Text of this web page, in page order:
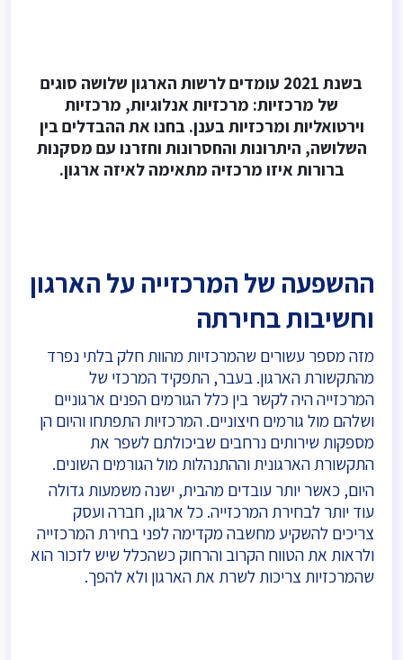
בשנת 2021 עומדים לרשות הארגון שלושה סוגים
של מרכזיות: מרכזיות אנלוגיות, מרכזיות
וירטואליות ומרכזיות בענן. בחנו את ההבדלים בין
השלושה, היתרונות והחסרונות וחזרנו עם מסקנות
ברורות איזו מרכזיה מתאימה לאיזה ארגון.
ההשפעה של המרכזייה על הארגון
וחשיבות בחירתה
מזה מספר עשורים שהמרכזיות מהוות חלק בלתי נפרד
מהתקשורת הארגון. בעבר, התפקיד המרכזי של
המרכזייה היה לקשר בין כלל הגורמים הפנים ארגוניים
ושלהם מול גורמים חיצוניים. המרכזיות התפתחו והיום הן
מספקות שירותים נרחבים שביכולתם לשפר את
התקשורת הארגונית וההתנהלות מול הגורמים השונים.
היום, כאשר יותר עובדים מהבית, ישנה משמעות גדולה
עוד יותר לבחירת המרכזייה. כל ארגון, חברה ועסק
צריכים להשקיע מחשבה מקדימה לפני בחירת המרכזייה
ולראות את הטווח הקרוב והרחוק כשהכלל שיש לזכור הוא
שהמרכזיות צריכות לשרת את הארגון ולא להפך.